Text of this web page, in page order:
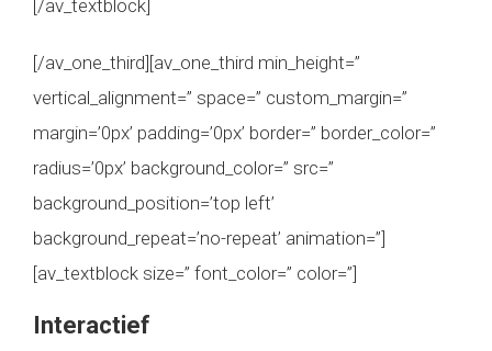
[/av_textblock]
[/av_one_third][av_one_third min_height=”
vertical_alignment=” space=” custom_margin=”
margin=’0px’ padding=’0px’ border=” border_color=”
radius=’0px’ background_color=” src=”
background_position=’top left’
background_repeat=’no-repeat’ animation=”]
[av_textblock size=” font_color=” color=”]
Interactief